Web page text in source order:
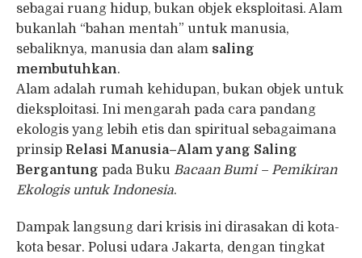
sebagai ruang hidup, bukan objek eksploitasi. Alam
bukanlah “bahan mentah” untuk manusia,
sebaliknya, manusia dan alam saling
membutuhkan.
Alam adalah rumah kehidupan, bukan objek untuk
dieksploitasi. Ini mengarah pada cara pandang
ekologis yang lebih etis dan spiritual sebagaimana
prinsip Relasi Manusia–Alam yang Saling
Bergantung pada Buku Bacaan Bumi – Pemikiran
Ekologis untuk Indonesia.
Dampak langsung dari krisis ini dirasakan di kota-
kota besar. Polusi udara Jakarta, dengan tingkat